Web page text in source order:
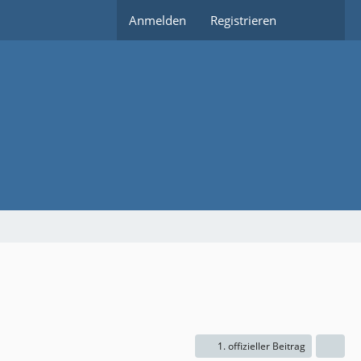
Anmelden Registrieren
1. offizieller Beitrag